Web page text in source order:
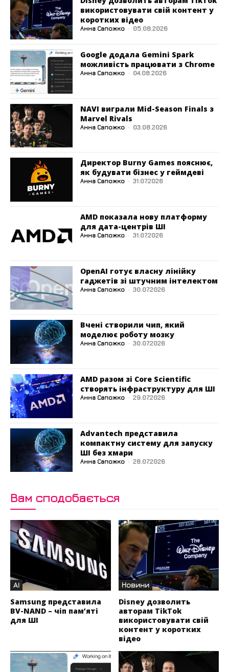
використовувати свій контент у
коротких відео
Анна Сапожко - 05.08.2026
Google додала Gemini Spark
можливість працювати з Chrome
Анна Сапожко - 04.08.2026
NAVI виграли Mid-Season Finals з
Marvel Rivals
Анна Сапожко - 03.08.2026
Директор Burny Games пояснює,
як будувати бізнес у геймдеві
Анна Сапожко - 31.07.2026
AMD показала нову платформу
для дата-центрів ШІ
Анна Сапожко - 31.07.2026
OpenAI готує власну лінійку
гаджетів зі штучним інтелектом
Анна Сапожко - 30.07.2026
Вчені створили чип, який
моделює роботу мозку
Анна Сапожко - 30.07.2026
AMD разом зі Core Scientific
створять інфраструктуру для ШІ
Анна Сапожко - 29.07.2026
Advantech представила
компактну систему для запуску
ШІ без хмари
Анна Сапожко - 28.07.2026
Вам сподобається
AI
Samsung представила
BV-NAND – чіп пам’яті
для ШІ
Новини
Disney дозволить
авторам TikTok
використовувати свій
контент у коротких
відео